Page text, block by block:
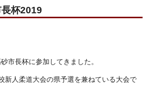
杯2019
市長杯に参加してきました。
新人柔道大会の県予選を兼ねている大会で